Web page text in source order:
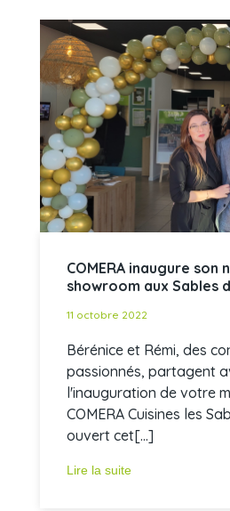
COMERA inaugure son
showroom aux Sables
11 octobre 2022
Bérénice et Rémi, des
passionnés, partagent
l'inauguration de votre
COMERA Cuisines les
ouvert cet[...]
Lire la suite